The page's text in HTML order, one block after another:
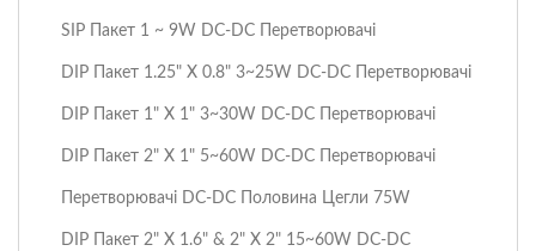
SIP Пакет 1 ~ 9W DC-DC Перетворювачі
DIP Пакет 1.25" X 0.8" 3~25W DC-DC Перетворювачі
DIP Пакет 1" X 1" 3~30W DC-DC Перетворювачі
DIP Пакет 2" X 1" 5~60W DC-DC Перетворювачі
Перетворювачі DC-DC Половина Цегли 75W
DIP Пакет 2" X 1.6" & 2" X 2" 15~60W DC-DC